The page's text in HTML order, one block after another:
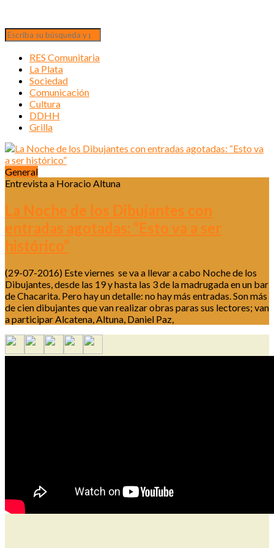
RES Comunitaria
La Plata
Sociedad
Comunicación
Cultura
DDHH
Grilla
General
Entrevista a Horacio Altuna
La Noche de los Dibujantes con
entradas agotadas: “Esto va a ser
histórico”
(29-07-2016) Este viernes se va a llevar a cabo Noche de los
Dibujantes, desde las 19 y hasta las 3 de la madrugada en un bar
de Chacarita. Pero hay un detalle: no hay más entradas. Son más
de cien dibujantes que van realizar obras paras sus lectores; van
a participar Alcatena, Altuna, Daniel Paz,